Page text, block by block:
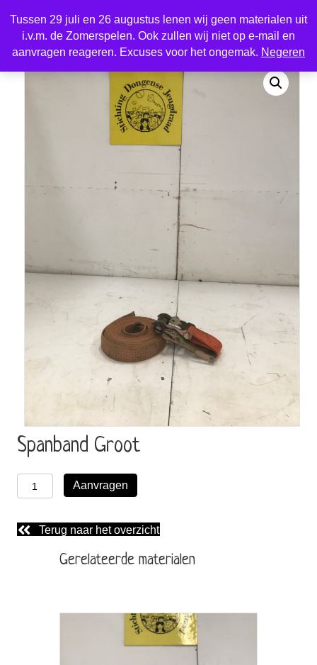
Tussen 29 juli en 26 augustus lenen wij geen materialen uit
i.v.m. de Zomerspelen. Ook zullen wij niet op e-mail en
aanvragen reageren. Excuses voor het ongemak. Negeren
Home/Aanhangers/ Spanband Groot
Spanband Groot
Spanband
Groot
Aanvragen
Terug naar het overzicht
Gerelateerde materialen